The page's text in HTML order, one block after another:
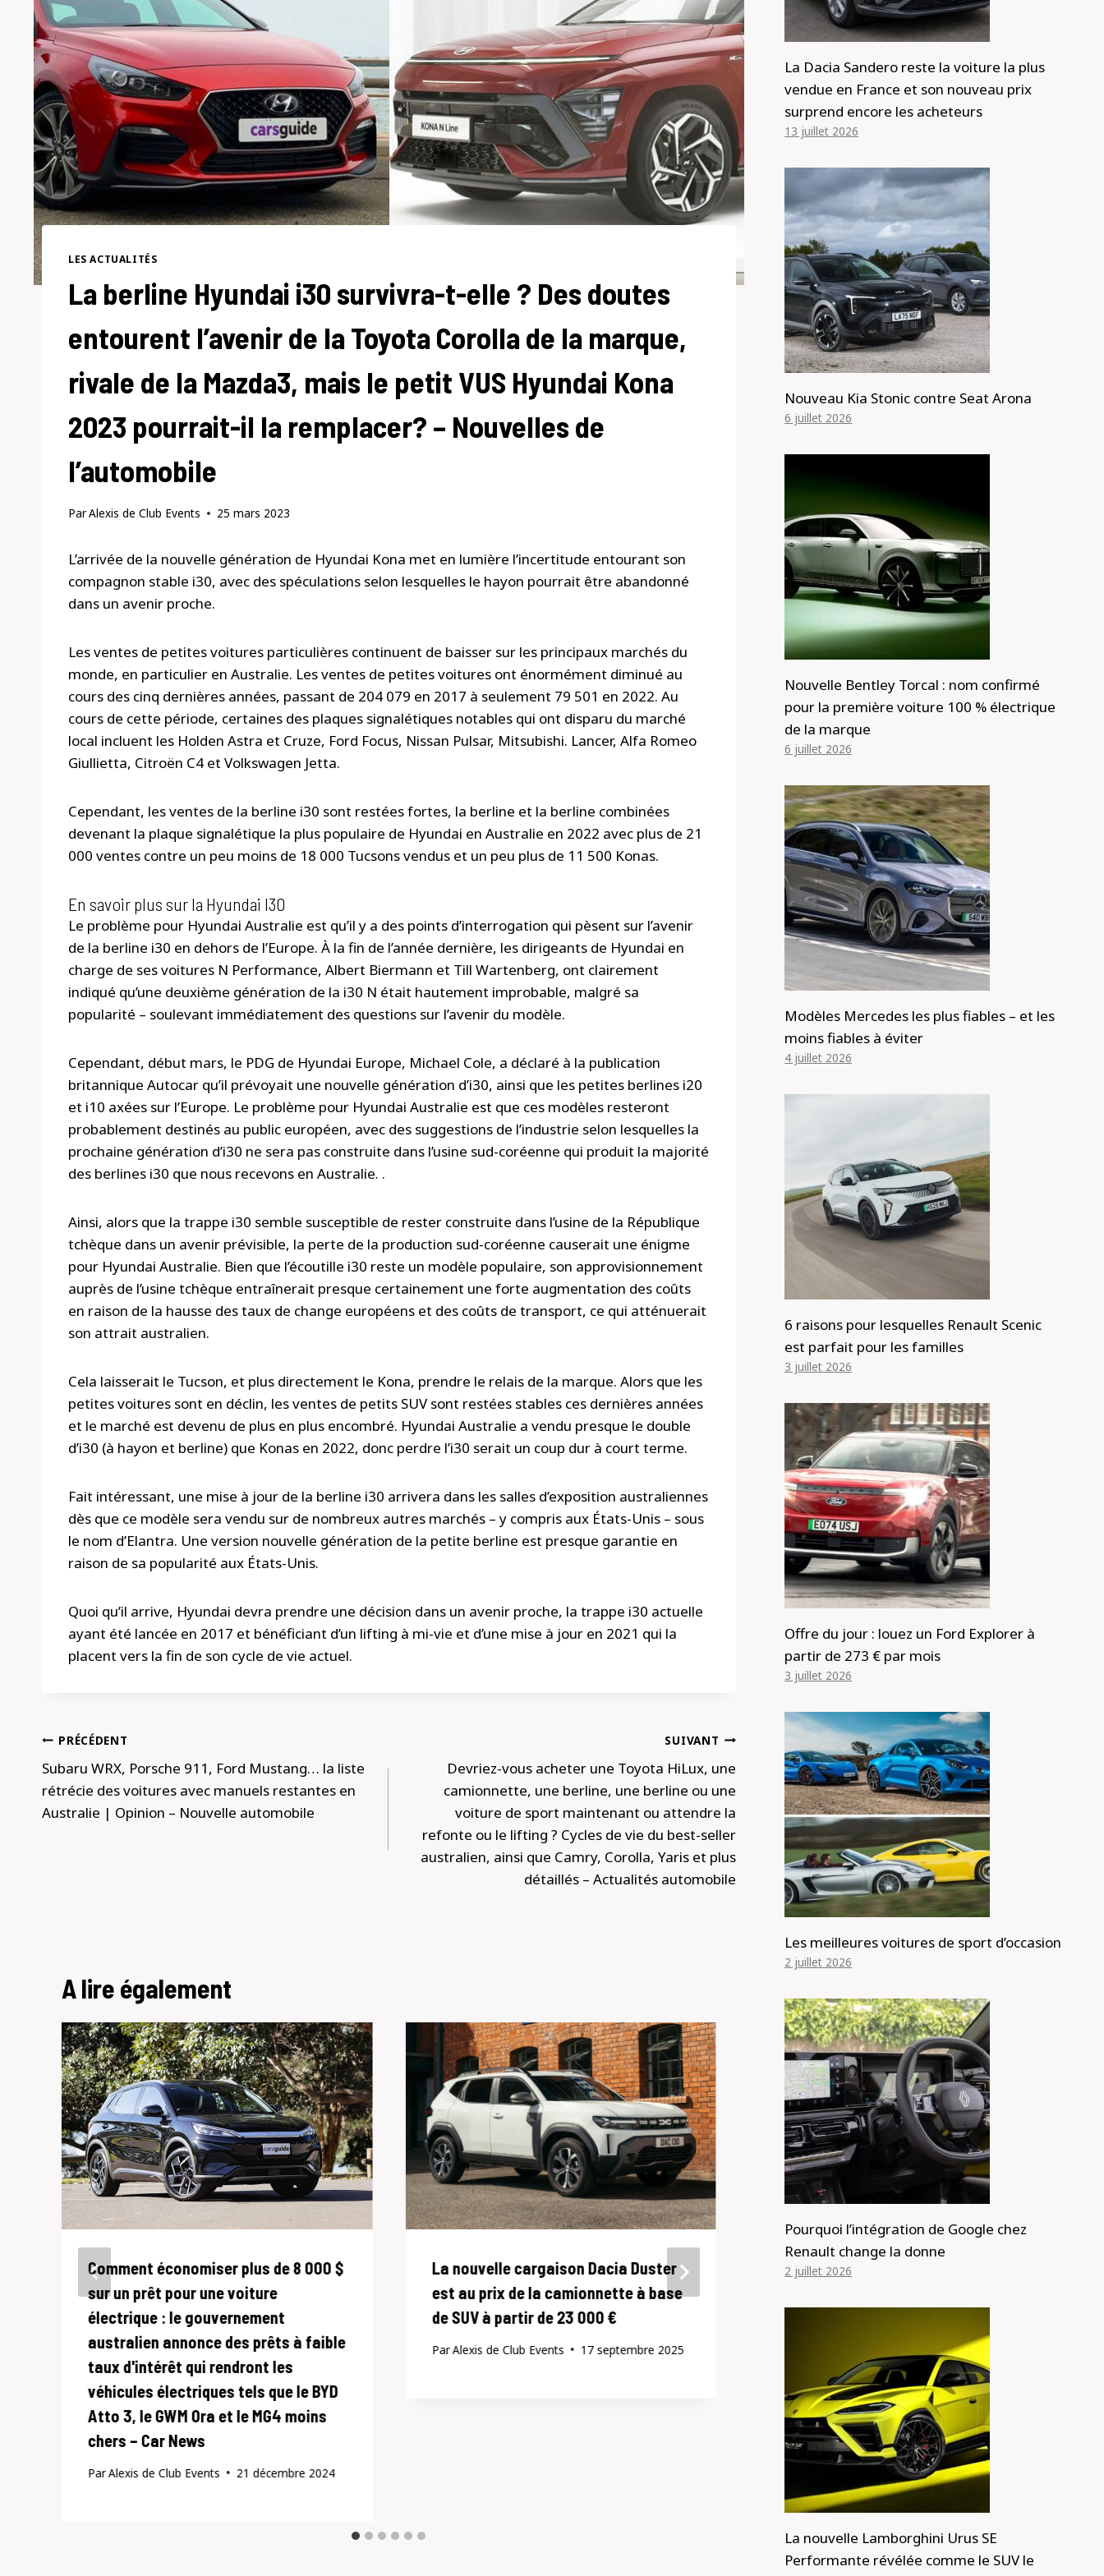
LES ACTUALITÉS
La berline Hyundai i30 survivra-t-elle ? Des doutes
entourent l’avenir de la Toyota Corolla de la marque,
rivale de la Mazda3, mais le petit VUS Hyundai Kona
2023 pourrait-il la remplacer? – Nouvelles de
l’automobile
ParAlexis de Club Events 25 mars 2023
L’arrivée de la nouvelle génération de Hyundai Kona met en lumière l’incertitude entourant son
compagnon stable i30, avec des spéculations selon lesquelles le hayon pourrait être abandonné
dans un avenir proche.
Les ventes de petites voitures particulières continuent de baisser sur les principaux marchés du
monde, en particulier en Australie. Les ventes de petites voitures ont énormément diminué au
cours des cinq dernières années, passant de 204 079 en 2017 à seulement 79 501 en 2022. Au
cours de cette période, certaines des plaques signalétiques notables qui ont disparu du marché
local incluent les Holden Astra et Cruze, Ford Focus, Nissan Pulsar, Mitsubishi. Lancer, Alfa Romeo
Giullietta, Citroën C4 et Volkswagen Jetta.
Cependant, les ventes de la berline i30 sont restées fortes, la berline et la berline combinées
devenant la plaque signalétique la plus populaire de Hyundai en Australie en 2022 avec plus de 21
000 ventes contre un peu moins de 18 000 Tucsons vendus et un peu plus de 11 500 Konas.
En savoir plus sur la Hyundai I30
Le problème pour Hyundai Australie est qu’il y a des points d’interrogation qui pèsent sur l’avenir
de la berline i30 en dehors de l’Europe. À la fin de l’année dernière, les dirigeants de Hyundai en
charge de ses voitures N Performance, Albert Biermann et Till Wartenberg, ont clairement
indiqué qu’une deuxième génération de la i30 N était hautement improbable, malgré sa
popularité – soulevant immédiatement des questions sur l’avenir du modèle.
Cependant, début mars, le PDG de Hyundai Europe, Michael Cole, a déclaré à la publication
britannique Autocar qu’il prévoyait une nouvelle génération d’i30, ainsi que les petites berlines i20
et i10 axées sur l’Europe. Le problème pour Hyundai Australie est que ces modèles resteront
probablement destinés au public européen, avec des suggestions de l’industrie selon lesquelles la
prochaine génération d’i30 ne sera pas construite dans l’usine sud-coréenne qui produit la majorité
des berlines i30 que nous recevons en Australie. .
Ainsi, alors que la trappe i30 semble susceptible de rester construite dans l’usine de la République
tchèque dans un avenir prévisible, la perte de la production sud-coréenne causerait une énigme
pour Hyundai Australie. Bien que l’écoutille i30 reste un modèle populaire, son approvisionnement
auprès de l’usine tchèque entraînerait presque certainement une forte augmentation des coûts
en raison de la hausse des taux de change européens et des coûts de transport, ce qui atténuerait
son attrait australien.
Cela laisserait le Tucson, et plus directement le Kona, prendre le relais de la marque. Alors que les
petites voitures sont en déclin, les ventes de petits SUV sont restées stables ces dernières années
et le marché est devenu de plus en plus encombré. Hyundai Australie a vendu presque le double
d’i30 (à hayon et berline) que Konas en 2022, donc perdre l’i30 serait un coup dur à court terme.
Fait intéressant, une mise à jour de la berline i30 arrivera dans les salles d’exposition australiennes
dès que ce modèle sera vendu sur de nombreux autres marchés – y compris aux États-Unis – sous
le nom d’Elantra. Une version nouvelle génération de la petite berline est presque garantie en
raison de sa popularité aux États-Unis.
Quoi qu’il arrive, Hyundai devra prendre une décision dans un avenir proche, la trappe i30 actuelle
ayant été lancée en 2017 et bénéficiant d’un lifting à mi-vie et d’une mise à jour en 2021 qui la
placent vers la fin de son cycle de vie actuel.
Navigation
de
l’article
PRÉCÉDENT
Subaru WRX, Porsche 911, Ford Mustang… la liste
rétrécie des voitures avec manuels restantes en
Australie | Opinion – Nouvelle automobile
SUIVANT
Devriez-vous acheter une Toyota HiLux, une
camionnette, une berline, une berline ou une
voiture de sport maintenant ou attendre la
refonte ou le lifting ? Cycles de vie du best-seller
australien, ainsi que Camry, Corolla, Yaris et plus
détaillés – Actualités automobile
A lire également
Comment économiser plus de 8 000 $
sur un prêt pour une voiture
électrique : le gouvernement
australien annonce des prêts à faible
taux d'intérêt qui rendront les
véhicules électriques tels que le BYD
Atto 3, le GWM Ora et le MG4 moins
chers – Car News
ParAlexis de Club Events 21 décembre 2024
La nouvelle cargaison Dacia Duster
est au prix de la camionnette à base
de SUV à partir de 23 000 €
ParAlexis de Club Events 17 septembre 2025
Énorme hausse de prix pour la
massive en matière de sécurité et
ajoute une puissance hybride pour
s'attaquer aux Toyota Yaris et
Mazda2
ParAlexis de Club Events 12 juin 2024
La Dacia Sandero reste la voiture la plus
vendue en France et son nouveau prix
surprend encore les acheteurs
13 juillet 2026
Nouveau Kia Stonic contre Seat Arona
6 juillet 2026
Nouvelle Bentley Torcal : nom confirmé
pour la première voiture 100 % électrique
de la marque
6 juillet 2026
Modèles Mercedes les plus fiables – et les
moins fiables à éviter
4 juillet 2026
6 raisons pour lesquelles Renault Scenic
est parfait pour les familles
3 juillet 2026
Offre du jour : louez un Ford Explorer à
partir de 273 € par mois
3 juillet 2026
Les meilleures voitures de sport d’occasion
2 juillet 2026
Pourquoi l’intégration de Google chez
Renault change la donne
2 juillet 2026
La nouvelle Lamborghini Urus SE
Performante révélée comme le SUV le